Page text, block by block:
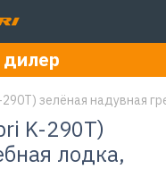
зелёная надувная
K-290T)
лодка,